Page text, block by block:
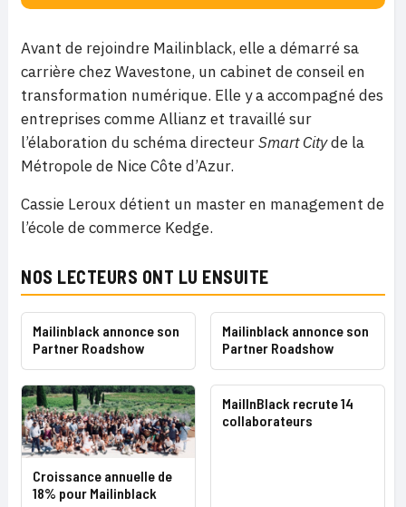
Avant de rejoindre Mailinblack, elle a démarré sa
carrière chez Wavestone, un cabinet de conseil en
transformation numérique. Elle y a accompagné des
entreprises comme Allianz et travaillé sur
l’élaboration du schéma directeurSmart Cityde la
Métropole de Nice Côte d’Azur.
Cassie Leroux détient un master en management de
l’école de commerce Kedge.
NOS LECTEURS ONT LU ENSUITE
Mailinblack annonce son
Partner Roadshow
Mailinblack annonce son
Partner Roadshow
Croissance annuelle de
18% pour Mailinblack
MailInBlack recrute 14
collaborateurs